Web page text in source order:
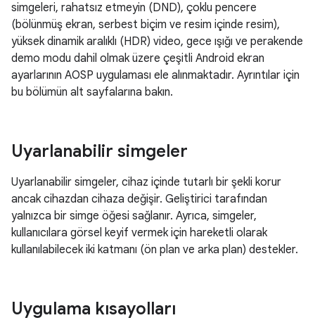
simgeleri, rahatsız etmeyin (DND), çoklu pencere
(bölünmüş ekran, serbest biçim ve resim içinde resim),
yüksek dinamik aralıklı (HDR) video, gece ışığı ve perakende
demo modu dahil olmak üzere çeşitli Android ekran
ayarlarının AOSP uygulaması ele alınmaktadır. Ayrıntılar için
bu bölümün alt sayfalarına bakın.
Uyarlanabilir simgeler
Uyarlanabilir simgeler, cihaz içinde tutarlı bir şekli korur
ancak cihazdan cihaza değişir. Geliştirici tarafından
yalnızca bir simge öğesi sağlanır. Ayrıca, simgeler,
kullanıcılara görsel keyif vermek için hareketli olarak
kullanılabilecek iki katmanı (ön plan ve arka plan) destekler.
Uygulama kısayolları